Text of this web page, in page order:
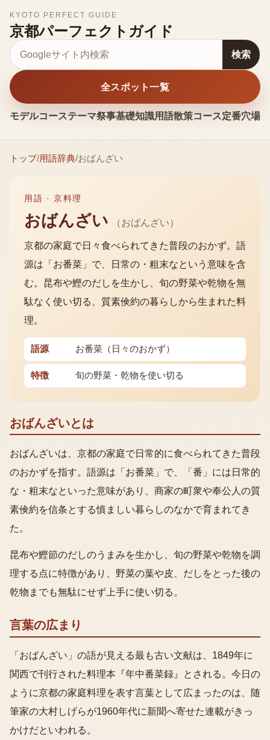
KYOTO PERFECT GUIDE
京都パーフェクトガイド
モデルコーステーマ祭事基礎知識用語散策コース定番穴場
サイト内検索
検索
全スポット一覧
トップ/用語辞典/おばんざい
用語 ·京料理
おばんざい （おばんざい）
京都の家庭で日々食べられてきた普段のおかず。語
源は「お番菜」で、日常の・粗末なという意味を含
む。昆布や鰹のだしを生かし、旬の野菜や乾物を無
駄なく使い切る、質素倹約の暮らしから生まれた料
理。
語源 お番菜（日々のおかず）
特徴 旬の野菜・乾物を使い切る
おばんざいとは
おばんざいは、京都の家庭で日常的に食べられてきた普段
のおかずを指す。語源は「お番菜」で、「番」には日常的
な・粗末なといった意味があり、商家の町衆や奉公人の質
素倹約を信条とする慎ましい暮らしのなかで育まれてき
た。
昆布や鰹節のだしのうまみを生かし、旬の野菜や乾物を調
理する点に特徴があり、野菜の葉や皮、だしをとった後の
乾物までも無駄にせず上手に使い切る。
言葉の広まり
「おばんざい」の語が見える最も古い文献は、1849年に
関西で刊行された料理本『年中番菜録』とされる。今日の
ように京都の家庭料理を表す言葉として広まったのは、随
筆家の大村しげらが1960年代に新聞へ寄せた連載がきっ
かけだといわれる。